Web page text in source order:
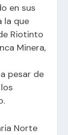
en sus
la que
Riotinto
Minera,
pesar de
Norte